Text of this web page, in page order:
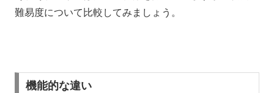
難易度について比較してみましょう。
機能的な違い